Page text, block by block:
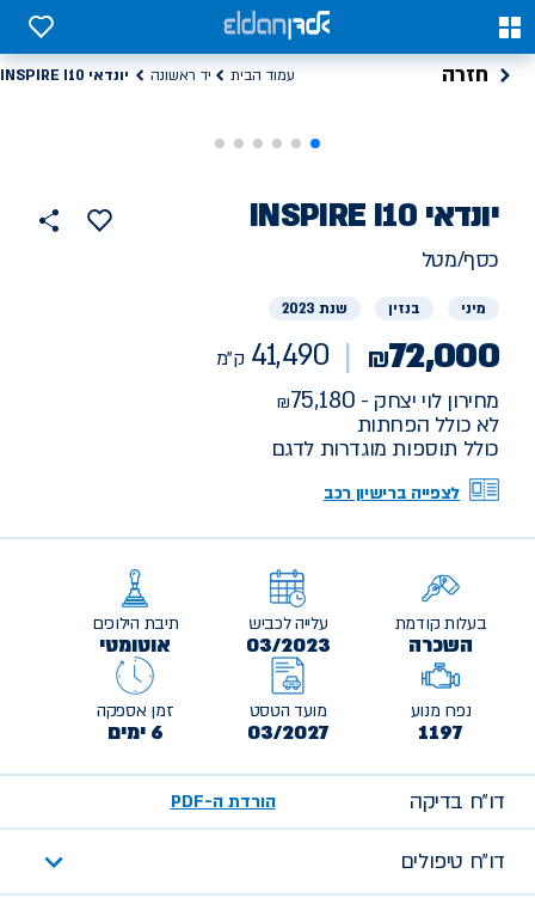
0
0
חזרה עמוד הבית יד ראשונה יונדאי INSPIRE I10
רכב
יד
יונדאי INSPIRE I10
הוסף
למועדפים
כסף/מטל
מיני בנזין שנת 2023
₪72,000
41,490 ק"מ
מחירון לוי יצחק - 75,180
לא כולל הפחתות
כולל תוספות מוגדרות לדגם
לצפייה ברישיון רכב
בעלות קודמת
השכרה
עלייה לכביש
03/2023
תיבת הילוכים
אוטומטי
נפח מנוע
1197
מועד הטסט
03/2027
זמן אספקה
6 ימים
דו״ח בדיקה הורדת ה-PDF
דו״ח טיפולים